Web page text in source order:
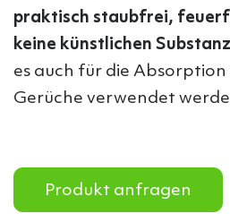
praktisch staubfrei,
keine künstlichen
es auch für die
Gerüche verwendet
Produkt anfragen